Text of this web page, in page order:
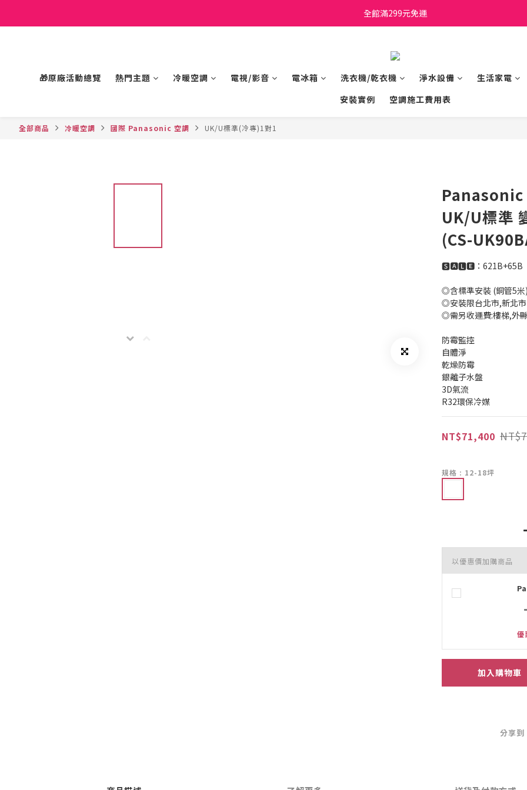
日立家電、國際牌 原廠管制價格 私訊優惠價
全館滿299元免運
🎁原廠活動總覽 熱門主題 冷暖空調 電視/影音 電冰箱 洗衣機/乾衣機 淨水設備 生活家電
安裝實例
空調施工費用表
全部商品 冷暖空調 國際 Panasonic 空調 UK/U標準(冷專)1對1
Panasonic
UK/U標準
(CS-
🆂🅰🅻🅴：621B+65B
◎含標準安裝 (銅管5米)
◎安裝限台北市,新北市
◎需另收運費:樓梯,外
防霉監控
自體淨
乾燥防霉
銀離子水盤
3D氣流
R32環保冷媒
NT$71,400
規格 : 12-18坪
以優惠價加購商品
優
加入購物車
分享到